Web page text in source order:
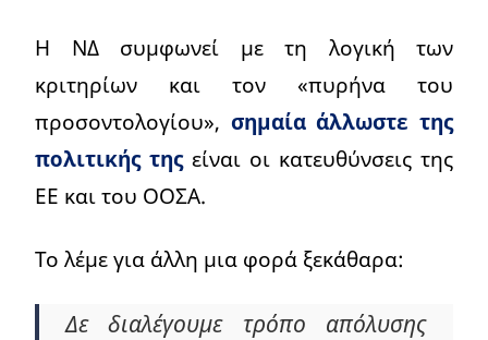
Η ΝΔ συμφωνεί με τη λογική των
κριτηρίων και τον «πυρήνα του
προσοντολογίου», σημαία άλλωστε της
πολιτικής τηςείναι οι κατευθύνσεις της
ΕΕ και του ΟΟΣΑ.
Το λέμε για άλλη μια φορά ξεκάθαρα:
Δε διαλέγουμε τρόπο απόλυσης